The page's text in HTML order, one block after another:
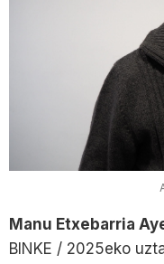
Manu Etxebarria
BINKE / 2025eko